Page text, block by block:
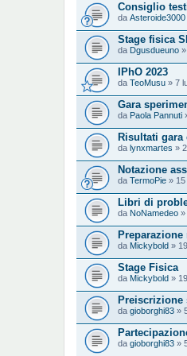
Consiglio
da Asteroide3000
Stage fisica
da Dgusdueuno
IPhO 2023
da TeoMusu » 7
Gara
da Paola Pannuti
Risultati
da lynxmartes »
Notazione
da TermoPie » 15
Libri di
da NoNamedeo »
da Mickybold »
Stage Fisica
da Mickybold »
da gioborghi83 »
da gioborghi83 »